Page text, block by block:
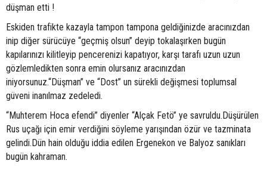
düşman etti !
Eskiden trafikte kazayla tampon tampona geldiğinizde aracınızdan
inip diğer sürücüye “geçmiş olsun” deyip tokalaşırken bugün
kapılarınızı kilitleyip pencerenizi kapatıyor, karşı tarafı uzun uzun
gözlemledikten sonra emin olursanız aracınızdan
iniyorsunuz.“Düşman” ve “Dost” un sürekli değişmesi toplumsal
güveni inanılmaz zedeledi.
“Muhterem Hoca efendi” diyenler “Alçak Fetö” ye savruldu.Düşürülen
Rus uçağı için emir verdiğini söyleme yarışından özür ve tazminata
gelindi.Dün hain olduğu iddia edilen Ergenekon ve Balyoz sanıkları
bugün kahraman.